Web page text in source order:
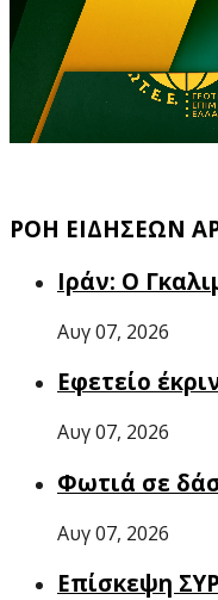
ΡΟΗ ΕΙΔΗΣΕΩΝ
Ιράν: Ο
Αυγ 07, 2026
Εφετείο
Αυγ 07, 2026
Φωτιά σε
Αυγ 07, 2026
Επίσκεψη